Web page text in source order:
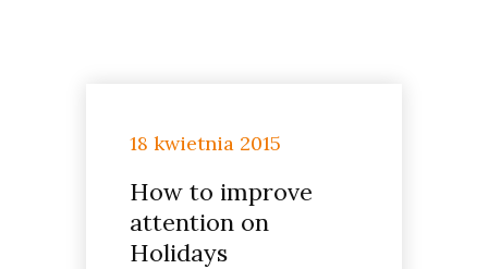
18 kwietnia 2015
How to improve
attention on
Holidays